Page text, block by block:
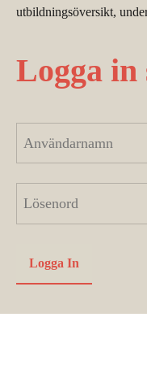
utbildningsöversikt,
Logga in